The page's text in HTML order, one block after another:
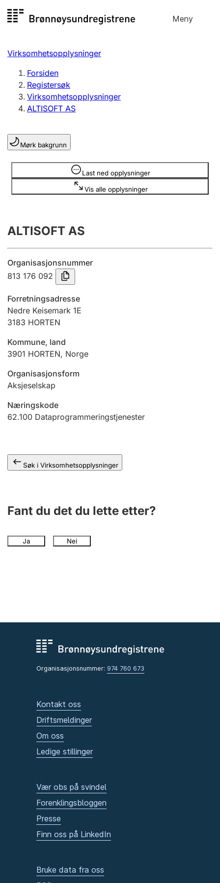
til
Meny
Registersøk
Aksjeselskap
Enkeltpersonforetak
Registrere, endre, slette
Lag og forening
Registrere, endre, slette
Årsregnskap
Innsending og forsinkelsesgebyr
Tinglysing
Jeger
Ektepaktveileder
Offentlig sektor
Virksomhetsopplysninger
Forsiden
Registersøk
Virksomhetsopplysninger
ALTISOFT AS
Mørk bakgrunn
Last ned opplysninger
Vis alle opplysninger
Opplysninger er skjult
ALTISOFT AS
Organisasjonsnummer
813 176 092
Forretningsadresse
Nedre Keisemark 1E
3183 HORTEN
Kommune, land
3901 HORTEN, Norge
Organisasjonsform
Aksjeselskap
Næringskode
62.100 Dataprogrammeringstjenester
Søk i Virksomhetsopplysninger
Fant du det du lette etter?
Ja Nei
Organisasjonsnummer: 974 760 673
Kontakt oss
Driftsmeldinger
Om oss
Ledige stillinger
Vær obs på svindel
Forenklingsbloggen
Presse
Finn oss på LinkedIn
Bruke data fra oss